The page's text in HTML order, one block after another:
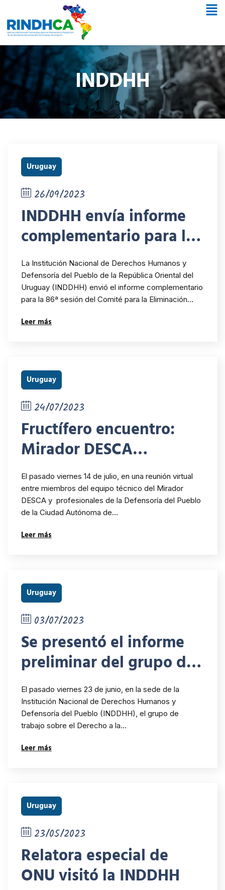
INDDHH
Uruguay
26/09/2023
INDDHH envía informe
complementario para la
86ª sesión del CEDAW
La Institución Nacional de Derechos Humanos y
Defensoría del Pueblo de la República Oriental del
Uruguay (INDDHH) envió el informe complementario
para la 86ª sesión del Comité para la Eliminación…
Leer más
Uruguay
24/07/2023
Fructífero encuentro:
Mirador DESCA
comparte experiencia
con la Defensoría del
Pueblo de CABA
El pasado viernes 14 de julio, en una reunión virtual
entre miembros del equipo técnico del Mirador
DESCA y profesionales de la Defensoría del Pueblo
de la Ciudad Autónoma de…
Leer más
Uruguay
03/07/2023
Se presentó el informe
preliminar del grupo de
trabajo Derecho a la
Identidad de Origen
El pasado viernes 23 de junio, en la sede de la
Institución Nacional de Derechos Humanos y
Defensoría del Pueblo (INDDHH), el grupo de
trabajo sobre el Derecho a la…
Leer más
Uruguay
23/05/2023
Relatora especial de
ONU visitó la INDDHH